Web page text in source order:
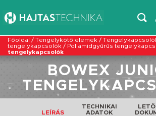
Főoldal / Tengelykötő elemek /
tengelykapcsolók / Poliamidgyűrűs
tengelykapcsolók
BOWEX
LEÍRÁS
TECHNIKAI
ADATOK